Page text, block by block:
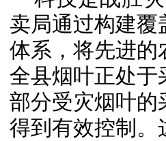
卖局通过构建
体系，将先进
全县烟叶正处
部分受灾烟叶
得到有效控制